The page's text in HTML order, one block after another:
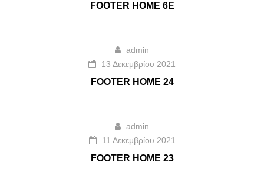
FOOTER HOME 6E
admin
13 Δεκεμβρίου 2021
FOOTER HOME 24
admin
11 Δεκεμβρίου 2021
FOOTER HOME 23